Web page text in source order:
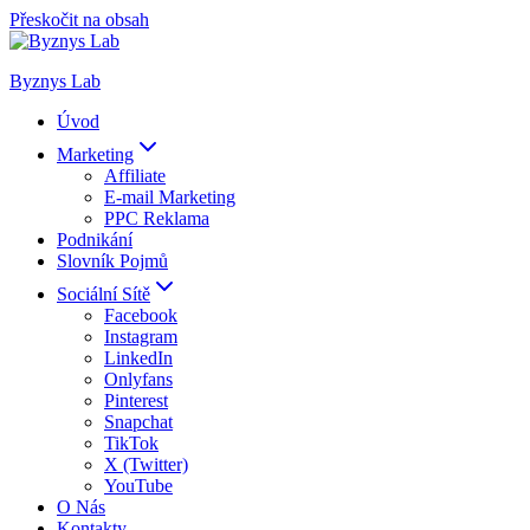
Přeskočit na obsah
Byznys Lab
Úvod
Marketing
Affiliate
E-mail Marketing
PPC Reklama
Podnikání
Slovník Pojmů
Sociální Sítě
Facebook
Instagram
LinkedIn
Onlyfans
Pinterest
Snapchat
TikTok
X (Twitter)
YouTube
O Nás